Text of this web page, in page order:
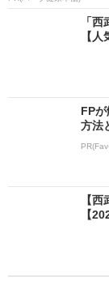
「
【
FP
方法
【
【